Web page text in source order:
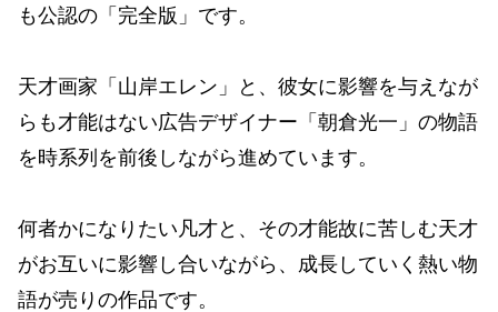
も公認の「完全版」です。
天才画家「山岸エレン」と、彼女に影響を与えなが
らも才能はない広告デザイナー「朝倉光一」の物語
を時系列を前後しながら進めています。
何者かになりたい凡才と、その才能故に苦しむ天才
がお互いに影響し合いながら、成長していく熱い物
語が売りの作品です。